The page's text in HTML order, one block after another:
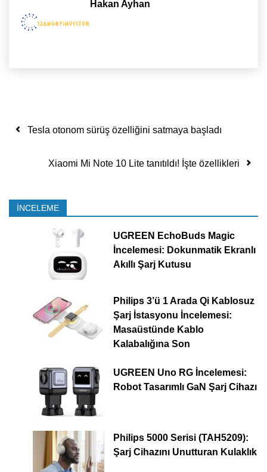
Hakan Ayhan
Yazı dolaşımı
Tesla otonom sürüş özelliğini satmaya başladı
Xiaomi Mi Note 10 Lite tanıtıldı! İşte özellikleri
İNCELEME
UGREEN EchoBuds Magic
İncelemesi: Dokunmatik Ekranlı
Akıllı Şarj Kutusu
Philips 3’ü 1 Arada Qi Kablosuz
Şarj İstasyonu İncelemesi:
Masaüstünde Kablo
Kalabalığına Son
UGREEN Uno RG İncelemesi:
Robot Tasarımlı GaN Şarj Cihazı
Philips 5000 Serisi (TAH5209):
Şarj Cihazını Unutturan Kulaklık